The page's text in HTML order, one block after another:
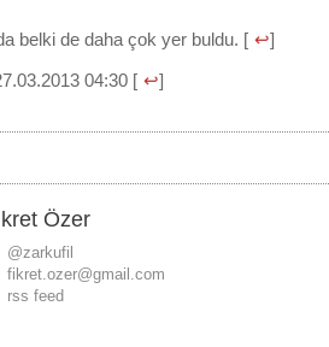
belki de daha çok yer buldu. [ ↩]
04:30 [ ↩]
Özer
@zarkufil
fikret.ozer@gmail.com
rss feed